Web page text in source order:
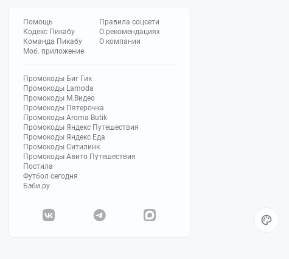
Помощь
Кодекс Пикабу
Команда Пикабу
Моб. приложение
Правила соцсети
О рекомендациях
О компании
Промокоды Биг Гик
Промокоды Lamoda
Промокоды М.Видео
Промокоды Пятерочка
Промокоды Aroma Butik
Промокоды Яндекс Путешествия
Промокоды Яндекс Еда
Промокоды Ситилинк
Промокоды Авито Путешествия
Постила
Футбол сегодня
Бэби.ру